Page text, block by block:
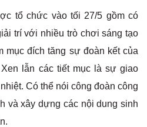
tổ chức vào tối 27/5 gồm có
trí với nhiều trò chơi sáng tạo
mục đích tăng sự đoàn kết của
lẫn các tiết mục là sự giao
Có thể nói công đoàn công
và xây dựng các nội dung sinh